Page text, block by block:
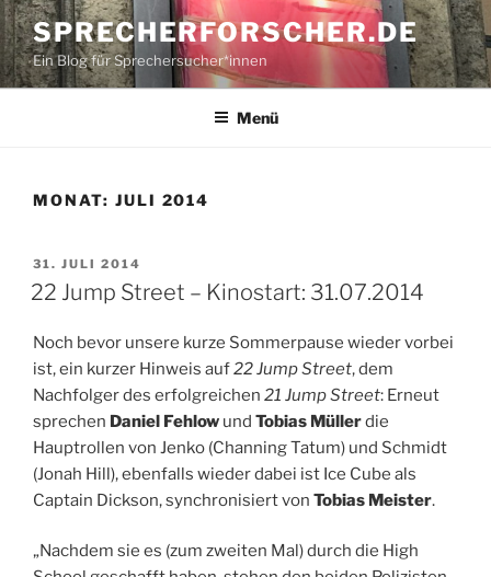
Zum
Inhalt
springen
SPRECHERFORSCHER.DE
Ein Blog für Sprechersucher*innen
Menü
MONAT: JULI 2014
VERÖFFENTLICHT
AM
31. JULI 2014
22 Jump Street – Kinostart: 31.07.2014
Noch bevor unsere kurze Sommerpause wieder vorbei
ist, ein kurzer Hinweis auf22 Jump Street, dem
Nachfolger des erfolgreichen 21 Jump Street: Erneut
sprechen Daniel Fehlow und Tobias Müllerdie
Hauptrollen von Jenko (Channing Tatum) und Schmidt
(Jonah Hill), ebenfalls wieder dabei ist Ice Cube als
Captain Dickson, synchronisiert von Tobias Meister.
„Nachdem sie es (zum zweiten Mal) durch die High